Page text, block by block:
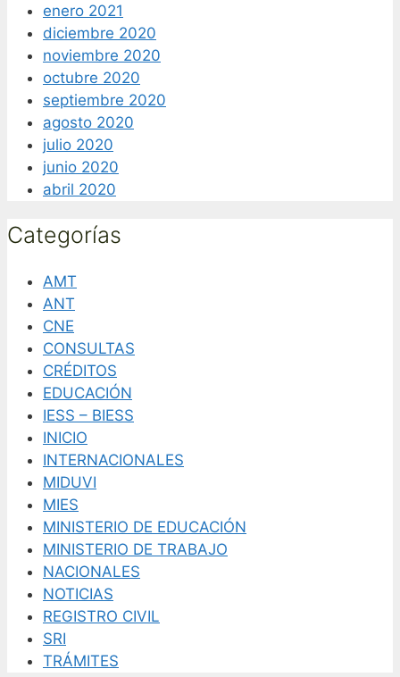
enero 2021
diciembre 2020
noviembre 2020
octubre 2020
septiembre 2020
agosto 2020
julio 2020
junio 2020
abril 2020
Categorías
AMT
ANT
CNE
CONSULTAS
CRÉDITOS
EDUCACIÓN
IESS – BIESS
INICIO
INTERNACIONALES
MIDUVI
MIES
MINISTERIO DE EDUCACIÓN
MINISTERIO DE TRABAJO
NACIONALES
NOTICIAS
REGISTRO CIVIL
SRI
TRÁMITES